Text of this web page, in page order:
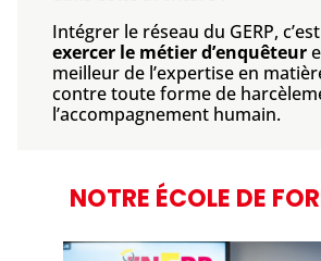
Intégrer le réseau du GERP,
exercer le métier d’enquêteur
meilleur de l’expertise en
contre toute forme de
l’accompagnement humain.
NOTRE ÉCOLE DE